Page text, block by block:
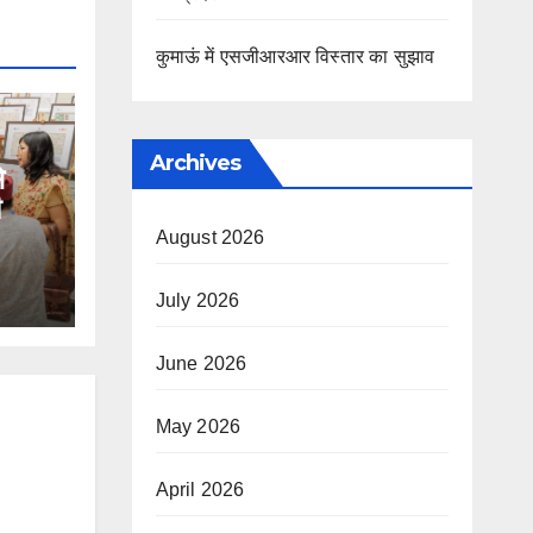
कुमाऊं में एसजीआरआर विस्तार का सुझाव
Archives
August 2026
July 2026
June 2026
May 2026
April 2026